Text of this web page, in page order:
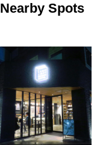
Nearby Spots